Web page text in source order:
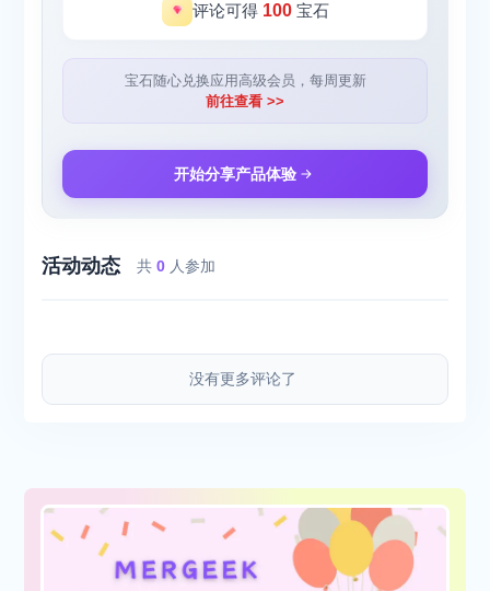
评论可得 100宝石
宝石随心兑换应用高级会员，每周更新
前往查看 >>
开始分享产品体验
活动动态 共0 人参加
没有更多评论了